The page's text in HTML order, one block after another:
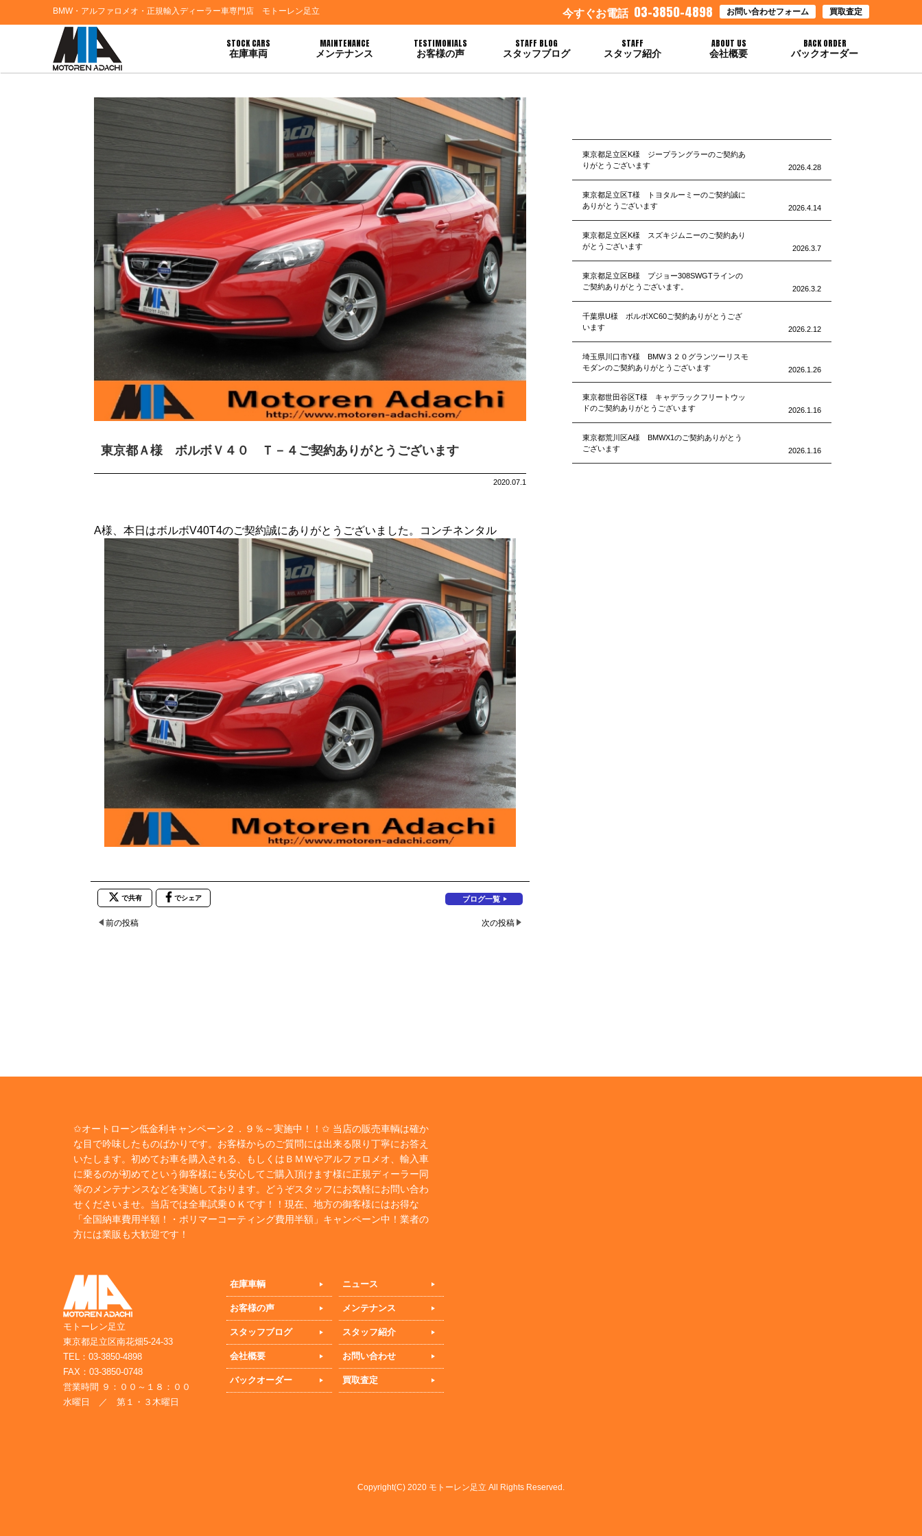
BMW・アルファロメオ・正規輸入ディーラー車専門店 モトーレン足立 今すぐお電話 03-3850-4898 お問い合わせフォーム 買取査定
STOCK CARS
在庫車両
MAINTENANCE
メンテナンス
TESTIMONIALS
お客様の声
STAFF BLOG
スタッフブログ
STAFF
スタッフ紹介
ABOUT US
会社概要
BACK ORDER
バックオーダー
HOME>ブログ一覧> 東京都Ａ様 ボルボＶ４０ Ｔ－４ご契約ありがとうございます
東京都Ａ様 ボルボＶ４０ Ｔ－４ご契約ありがとうございます
2020.07.1
A様、本日はボルボV40T4のご契約誠にありがとうございました。コンチネンタル
で共有 でシェア ブログ一覧
前の投稿 次の投稿
東京都足立区K様 ジープラングラーのご契約あ
りがとうございます
2026.4.28
東京都足立区T様 トヨタルーミーのご契約誠に
ありがとうございます
2026.4.14
東京都足立区K様 スズキジムニーのご契約あり
がとうございます
2026.3.7
東京都足立区B様 プジョー308SWGTラインの
ご契約ありがとうございます。
2026.3.2
千葉県U様 ボルボXC60ご契約ありがとうござ
います
2026.2.12
埼玉県川口市Y様 BMW３２０グランツーリスモ
モダンのご契約ありがとうございます
2026.1.26
東京都世田谷区T様 キャデラックフリートウッ
ドのご契約ありがとうございます
2026.1.16
東京都荒川区A様 BMWX1のご契約ありがとう
ございます
2026.1.16
✩オートローン低金利キャンペーン２．９％～実施中！！✩ 当店の販売車輌は確か
な目で吟味したものばかりです。お客様からのご質問には出来る限り丁寧にお答え
いたします。初めてお車を購入される、もしくはＢＭＷやアルファロメオ、輸入車
に乗るのが初めてという御客様にも安心してご購入頂けます様に正規ディーラー同
等のメンテナンスなどを実施しております。どうぞスタッフにお気軽にお問い合わ
せくださいませ。当店では全車試乗ＯＫです！！現在、地方の御客様にはお得な
「全国納車費用半額！・ポリマーコーティング費用半額」キャンペーン中！業者の
方には業販も大歓迎です！
モトーレン足立
東京都足立区南花畑5-24-33
TEL：03-3850-4898
FAX：03-3850-0748
営業時間 ９：００～１８：００
水曜日 ／ 第１・３木曜日
在庫車輌 ニュース
お客様の声 メンテナンス
スタッフブログ スタッフ紹介
会社概要 お問い合わせ
バックオーダー 買取査定
Copyright(C) 2020 モトーレン足立 All Rights Reserved.